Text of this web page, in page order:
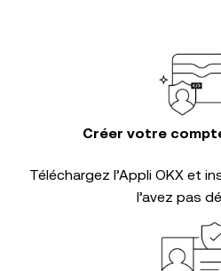
Créer votre
Téléchargez l’Appli OKX et
l’avez pas